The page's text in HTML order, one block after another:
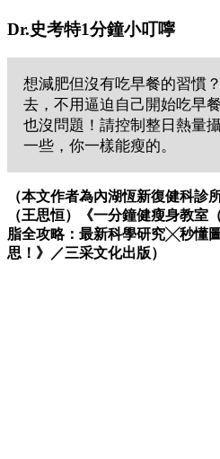
Dr.史考特1分鐘小叮嚀
想減肥但沒有吃早餐的習慣
去，不用逼迫自己開始吃早
也沒問題！請控制整日熱量
一些，你一樣能瘦的。
（本文作者為內湖恆新復健科診
（王思恒）
《一分鐘健瘦身教室
脂全攻略：最新科學研究╳秒懂
思！》 ／三采文化出版）